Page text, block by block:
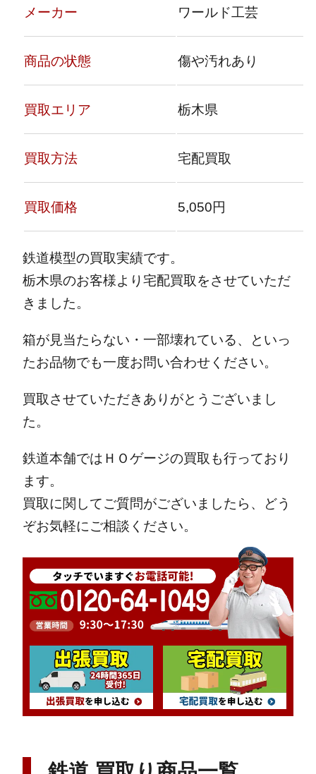
メーカー ワールド工芸
商品の状態 傷や汚れあり
買取エリア 栃木県
買取方法 宅配買取
買取価格 5,050円
鉄道模型の買取実績です。
栃木県のお客様より宅配買取をさせていただ
きました。
箱が見当たらない・一部壊れている、といっ
たお品物でも一度お問い合わせください。
買取させていただきありがとうございまし
た。
鉄道本舗ではＨＯゲージの買取も行っており
ます。
買取に関してご質問がございましたら、どう
ぞお気軽にご相談ください。